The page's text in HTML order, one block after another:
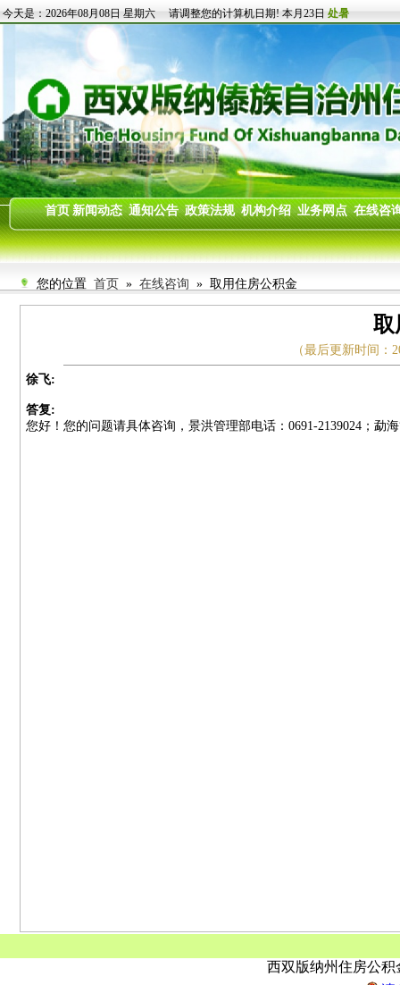
您的位置 首页 » 在线咨询 » 取用住房公积金